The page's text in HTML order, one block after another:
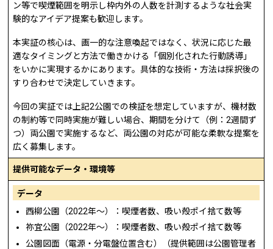
ン等で喫煙範囲を明示し枠内外の人数を計測するような社会実
験的なアイデア提案も歓迎します。
本実証の核心は、画一的な注意喚起ではなく、状況に応じた最
適なタイミングと方法で働きかける「個別化された行動誘導」
をいかに実現するかにあります。具体的な技術・方法は採択後の
すり合わせで決定していきます。
今回の実証では上記2公園での検証を想定していますが、機材数
の制約等で同時実施が難しい場合、期間を分けて（例：2週間ず
つ）両公園で実施するなど、両公園の対応が可能な柔軟な提案を
広く募集します。
提供可能なデータ・環境等
データ
西柳公園（2022年～）：喫煙者数、吸い殻ポイ捨て数等
祢宜公園（2022年～）：喫煙者数、吸い殻ポイ捨て数等
公園図面（電源・分電盤位置含む）（提供範囲は公園管理者